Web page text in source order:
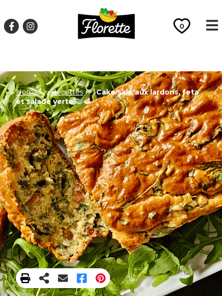
0
Home > Recettes > Cake salé aux lardons, feta
et salade verte